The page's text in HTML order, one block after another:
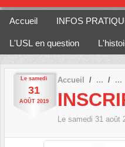
Accueil INFOS
L'USL en question
Le samedi
31
AOÛT 2019
Accueil
Le samedi 31 août